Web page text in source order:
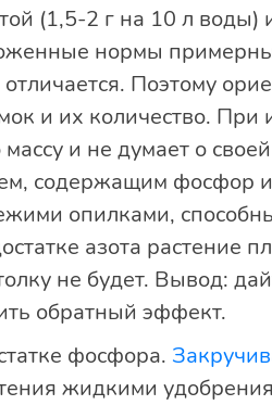
(1,5-2 г на 10 л воды)
нормы
Поэтому
и их количество. При
и не думает о
содержащим фосфор
опилками,
азота растение
не будет. Вывод:
обратный эффект.
фосфора.
жидкими